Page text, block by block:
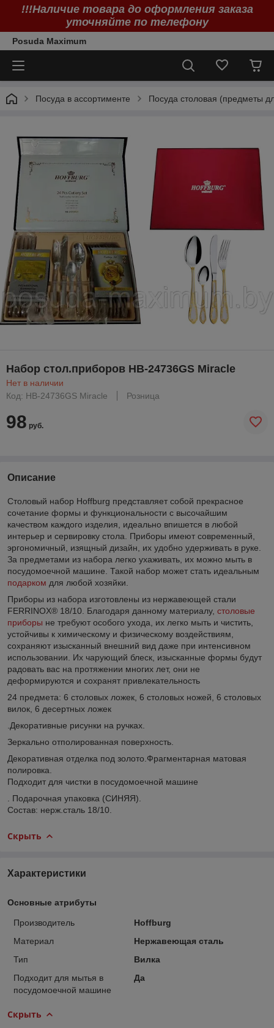
!!!Наличие товара до оформления заказа
уточняйте по телефону
Posuda Maximum
Посуда в ассортименте Посуда столовая (предметы
Набор стол.приборов HB-24736GS Miracle
Нет в наличии
Код: HB-24736GS Miracle
Розница
98 руб.
Описание
Столовый набор Hoffburg представляет собой прекрасное
сочетание формы и функциональности с высочайшим
качеством каждого изделия, идеально впишется в любой
интерьер и сервировку стола. Приборы имеют современный,
эргономичный, изящный дизайн, их удобно удерживать в руке.
За предметами из набора легко ухаживать, их можно мыть в
посудомоечной машине. Такой набор может стать идеальным
подарком для любой хозяйки.
Приборы из набора изготовлены из нержавеющей стали
FERRINOX® 18/10. Благодаря данному материалу, столовые
приборы не требуют особого ухода, их легко мыть и чистить,
устойчивы к химическому и физическому воздействиям,
сохраняют изысканный внешний вид даже при интенсивном
использовании. Их чарующий блеск, изысканные формы будут
радовать вас на протяжении многих лет, они не
деформируются и сохранят привлекательность
24 предмета: 6 столовых ложек, 6 столовых ножей, 6 столовых
вилок, 6 десертных ложек
.Декоративные рисунки на ручках.
Зеркально отполированная поверхность.
Декоративная отделка под золото.Фрагментарная матовая
полировка.
Подходит для чистки в посудомоечной машине
. Подарочная упаковка (СИНЯЯ).
Состав: нерж.сталь 18/10.
Скрыть
Характеристики
Основные атрибуты
Производитель
Hoffburg
Материал
Нержавеющая сталь
Тип
Вилка
Подходит для мытья в
посудомоечной машине
Да
Скрыть